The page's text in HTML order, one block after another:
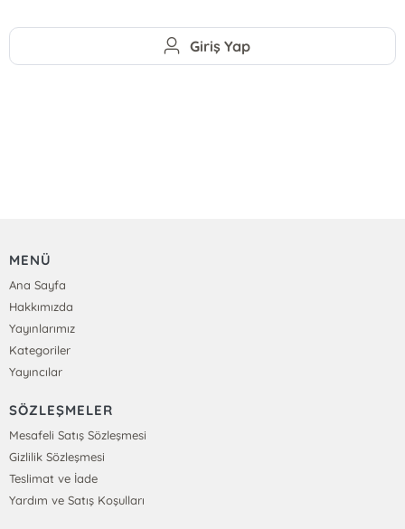
Giriş Yap
MENÜ
Ana Sayfa
Hakkımızda
Yayınlarımız
Kategoriler
Yayıncılar
SÖZLEŞMELER
Mesafeli Satış Sözleşmesi
Gizlilik Sözleşmesi
Teslimat ve İade
Yardım ve Satış Koşulları